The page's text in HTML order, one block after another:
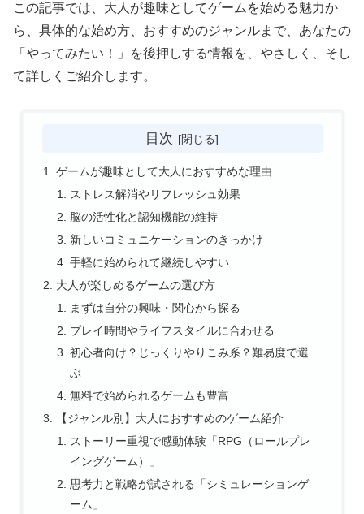
この記事では、大人が趣味としてゲームを始める魅力か
ら、具体的な始め方、おすすめのジャンルまで、あなたの
「やってみたい！」を後押しする情報を、やさしく、そし
て詳しくご紹介します。
目次
ゲームが趣味として大人におすすめな理由
ストレス解消やリフレッシュ効果
脳の活性化と認知機能の維持
新しいコミュニケーションのきっかけ
手軽に始められて継続しやすい
大人が楽しめるゲームの選び方
まずは自分の興味・関心から探る
プレイ時間やライフスタイルに合わせる
初心者向け？じっくりやりこみ系？難易度で選
ぶ
無料で始められるゲームも豊富
【ジャンル別】大人におすすめのゲーム紹介
ストーリー重視で感動体験「RPG（ロールプレ
イングゲーム）」
思考力と戦略が試される「シミュレーションゲ
ーム」